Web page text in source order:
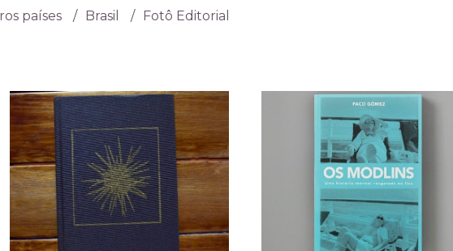
países Brasil Fotô Editorial